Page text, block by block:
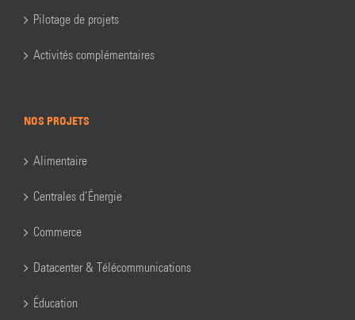
Pilotage de projets
Activités complémentaires
NOS PROJETS
Alimentaire
Centrales d’Énergie
Commerce
Datacenter & Télécommunications
Éducation